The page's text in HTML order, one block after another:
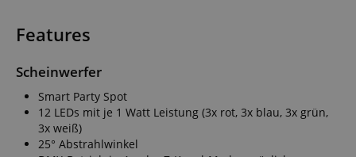
Features
Scheinwerfer
Smart Party Spot
12 LEDs mit je 1 Watt Leistung (3x rot, 3x blau, 3x grün,
3x weiß)
25° Abstrahlwinkel